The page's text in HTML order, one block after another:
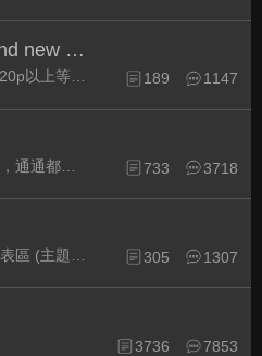
新品販賣區 Brand new Plaza
正式啟用(為免爭議720p以上等級發表限定) 189 1147
733 3718
305 1307
3736 7853